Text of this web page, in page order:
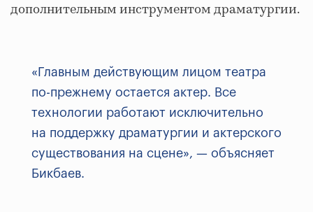
дополнительным инструментом драматургии.
«Главным действующим лицом театра
по-прежнему остается актер. Все
технологии работают исключительно
на поддержку драматургии и актерского
существования на сцене», — объясняет
Бикбаев.